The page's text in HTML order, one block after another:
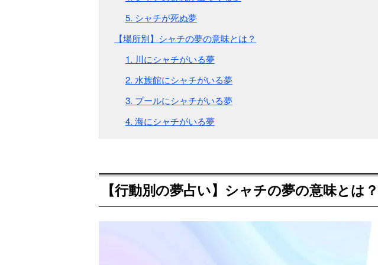
5. シャチが死ぬ夢
【場所別】シャチの夢の意味とは？
1. 川にシャチがいる夢
2. 水族館にシャチがいる夢
3. プールにシャチがいる夢
4. 海にシャチがいる夢
【行動別の夢占い】シャチの夢の意味とは？